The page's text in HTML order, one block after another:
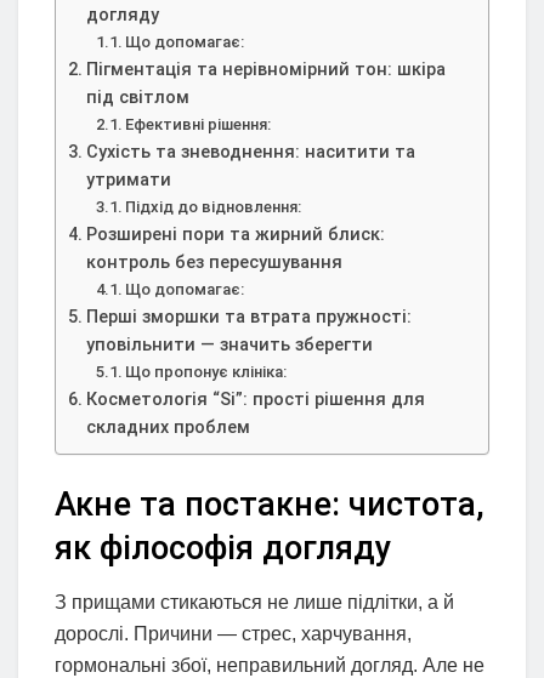
догляду
Що допомагає:
Пігментація та нерівномірний тон: шкіра
під світлом
Ефективні рішення:
Сухість та зневоднення: наситити та
утримати
Підхід до відновлення:
Розширені пори та жирний блиск:
контроль без пересушування
Що допомагає:
Перші зморшки та втрата пружності:
уповільнити — значить зберегти
Що пропонує клініка:
Косметологія “Si”: прості рішення для
складних проблем
Акне та постакне: чистота,
як філософія догляду
З прищами стикаються не лише підлітки, а й
дорослі. Причини — стрес, харчування,
гормональні збої, неправильний догляд. Але не